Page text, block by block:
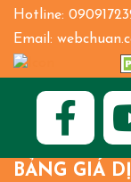
Hotline:
Email:
BẢNG GIÁ